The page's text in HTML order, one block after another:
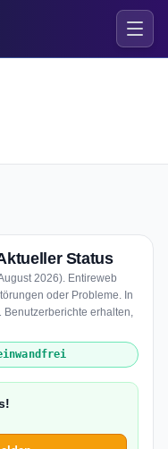
Status
2026). Entireweb
oder Probleme. In
Benutzerberichte erhalten,